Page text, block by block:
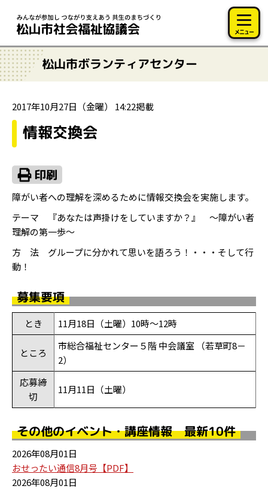
メニュー
松山市ボランティアセンター
2017年10月27日（金曜） 14:22掲載
情報交換会
障がい者への理解を深めるために情報交換会を実施します。
テーマ 『あなたは声掛けをしていますか？』 ～障がい者
理解の第一歩～
方 法 グループに分かれて思いを語ろう！・・・そして行
動！
募集要項
とき 11月18日（土曜）10時～12時
ところ
市総合福祉センター５階 中会議室 （若草町8－
2）
応募締
切
11月11日（土曜）
その他のイベント・講座情報 最新10件
2026年08月01日
おせったい通信8月号【PDF】
2026年08月01日